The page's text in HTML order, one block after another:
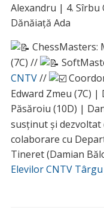
Alexandru | 4. Sîrbu
Dănăiață Ada
ChessMasters:
(7C) //
CNTV//
Edward Zmeu (7C)
Păsăroiu (10D) |
susținut și dezvoltat
colaborare cu
Tineret (Damian
Elevilor CNTV Târgu